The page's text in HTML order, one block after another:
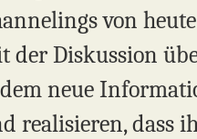
von
der Diskussion
neue
realisieren, dass